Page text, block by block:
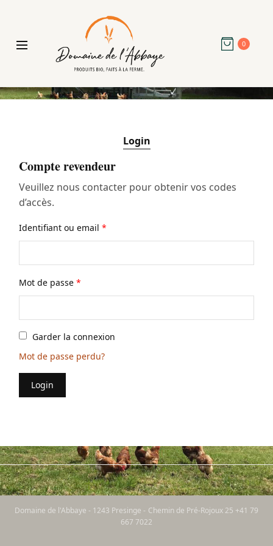
0
Login
Compte revendeur
Veuillez nous contacter pour obtenir vos codes
d’accès.
Identifiant ou email*
Mot de passe*
Garder la connexion
Mot de passe perdu?
Login
Domaine de l'Abbaye - 1243 Presinge - Chemin de Pré-Rojoux 25 +41 79
667 7022